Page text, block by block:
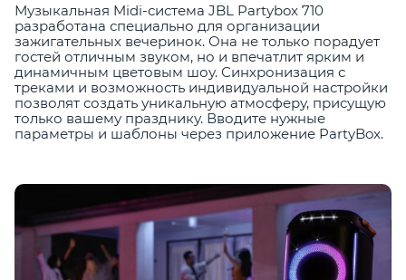
Музыкальная Midi-система JBL Partybox 710
разработана специально для организации
зажигательных вечеринок. Она не только порадует
гостей отличным звуком, но и впечатлит ярким и
динамичным цветовым шоу. Синхронизация с
треками и возможность индивидуальной настройки
позволят создать уникальную атмосферу, присущую
только вашему празднику. Вводите нужные
параметры и шаблоны через приложение PartyBox.